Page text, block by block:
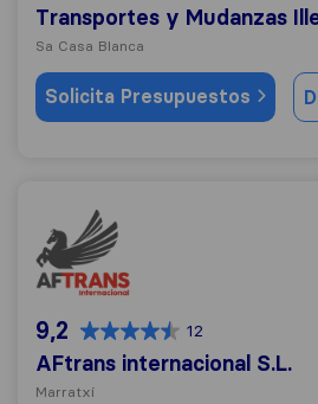
Transportes y Mudanzas
Sa Casa Blanca
Solicita Presupuestos
AFtrans internacional S.L.
9,2 12
AFtrans internacional S.L.
Marratxí